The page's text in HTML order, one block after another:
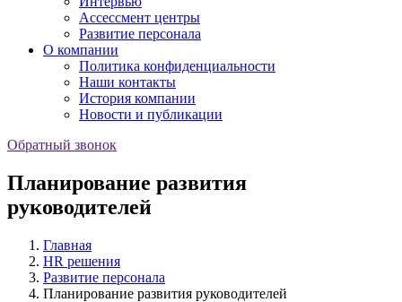
Ассессмент центры
Развитие персонала
О компании
Политика конфиденциальности
Наши контакты
История компании
Новости и публикации
Обратный звонок
Планирование развития
руководителей
Главная
HR решения
Развитие персонала
Планирование развития руководителей